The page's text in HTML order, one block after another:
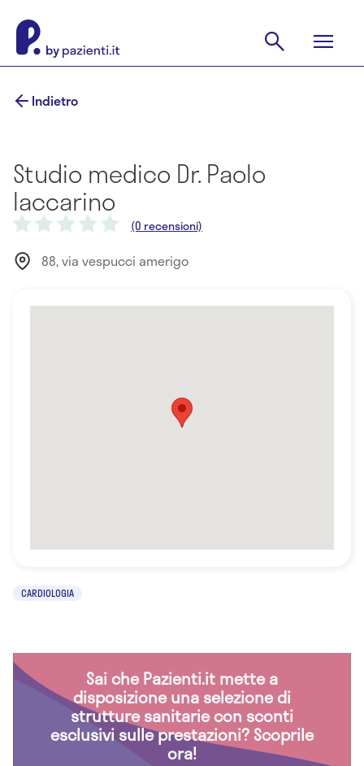
Indietro
Studio medico Dr. Paolo
Iaccarino
(0 recensioni)
88, via vespucci amerigo
CARDIOLOGIA
Sai che Pazienti.it mette a
disposizione una selezione di
strutture sanitarie con sconti
esclusivi sulle prestazioni? Scoprile
ora!